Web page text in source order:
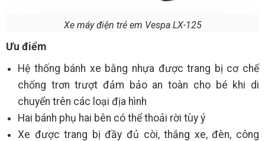
Xe máy điện trẻ em Vespa LX-125
Ưu điểm
Hệ thống bánh xe bằng nhựa được trang bị cơ chế
chống trơn trượt đảm bảo an toàn cho bé khi di
chuyển trên các loại địa hình
Hai bánh phụ hai bên có thể thoải rời tùy ý
Xe được trang bị đầy đủ còi, thắng xe, đèn, công